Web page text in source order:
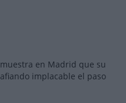
en Madrid que su
implacable el paso